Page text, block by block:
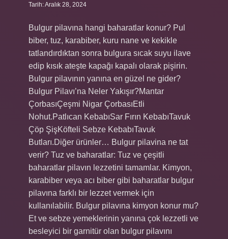
Tarih: Aralık 28, 2024
Bulgur pilavına hangi baharatlar konur? Pul
biber, tuz, karabiber, kuru nane ve kekikle
tatlandırdıktan sonra bulgura sıcak suyu ilave
edip kısık ateşte kapağı kapalı olarak pişirin.
Bulgur pilavının yanına en güzel ne gider?
Bulgur Pilavı’na Neler Yakışır?Mantar
ÇorbasıÇeşmi Nigar ÇorbasıEtli
Nohut.Patlıcan KebabıSar Fırın KebabıTavuk
Çöp ŞişKöfteli Sebze KebabıTavuk
Butları.Diğer ürünler… Bulgur pilavina ne tat
verir? Tuz ve baharatlar: Tuz ve çeşitli
baharatlar pilavın lezzetini tamamlar. Kimyon,
karabiber veya acı biber gibi baharatlar bulgur
pilavına farklı bir lezzet vermek için
kullanılabilir. Bulgur pilavına kimyon konur mu?
Et ve sebze yemeklerinin yanına çok lezzetli ve
besleyici bir garnitür olan bulgur pilavını